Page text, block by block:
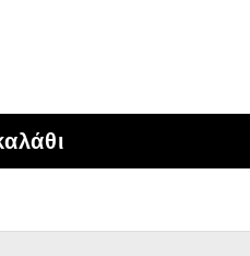
ρυθμιζόμενο σε